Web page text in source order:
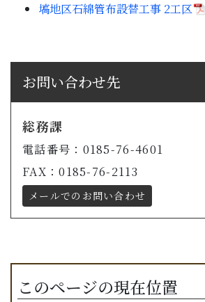
塙地区石綿管布設替工事 2工区
お問い合わせ先
総務課
電話番号：0185-76-4601
FAX：0185-76-2113
メールでのお問い合わせ
このページの現在位置